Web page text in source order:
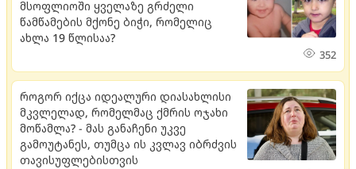
მსოფლიოში ყველაზე გრძელი
წამწამების მქონე ბიჭი, რომელიც
ახლა 19 წლისაა?
352
როგორ იქცა იდეალური დიასახლისი
მკვლელად, რომელმაც ქმრის ოჯახი
მოწამლა? - მას განაჩენი უკვე
გამოუტანეს, თუმცა ის კვლავ იბრძვის
თავისუფლებისთვის